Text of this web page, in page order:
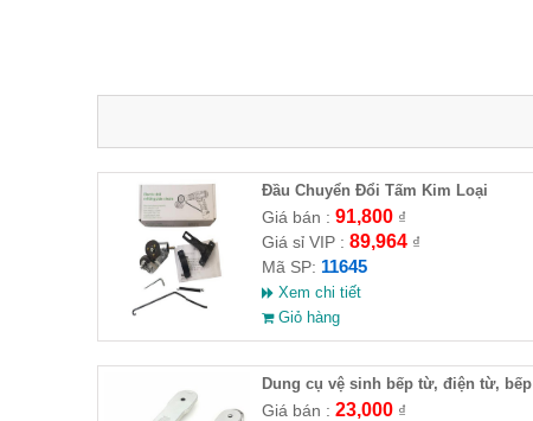
Đầu Chuyển Đổi Tấm Kim Loại
Giá bán : 91,800₫
Giá sỉ VIP : 89,964₫
Mã SP: 11645
Xem chi tiết
Giỏ hàng
Dung cụ vệ sinh bếp từ, điện từ, bếp
gas
Giá bán : 23,000₫